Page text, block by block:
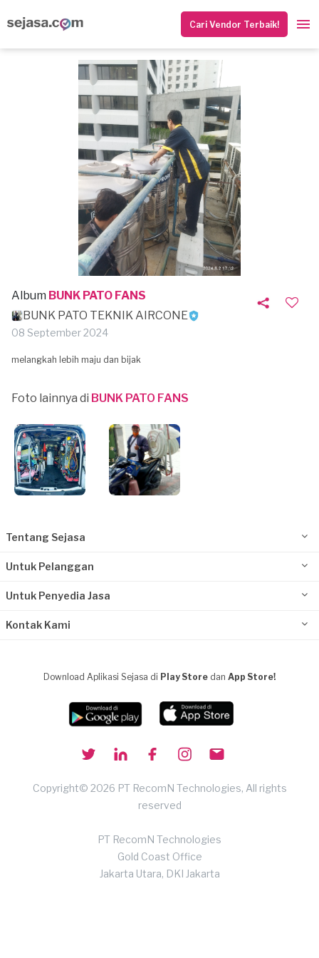
Cari Vendor Terbaik!
Album BUNK PATO FANS
BUNK PATO TEKNIK AIRCONE
08 September 2024
melangkah lebih maju dan bijak
Foto lainnya di BUNK PATO FANS
Tentang Sejasa
Untuk Pelanggan
Untuk Penyedia Jasa
Kontak Kami
Download Aplikasi Sejasa di Play Store dan App Store!
Copyright© 2026 PT RecomN Technologies, All rights
reserved
PT RecomN Technologies
Gold Coast Office
Jakarta Utara, DKI Jakarta